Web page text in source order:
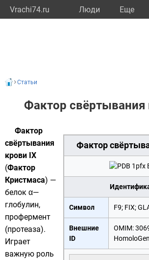
Vrachi74.ru Люди Eще
Статьи
Фактор свёртывания
Фактор
Символ F9; FIX;
Внешние
ID
OMIM:
Фактор
свёртывания
крови IX
(Фактор
Кристмаса) —
белок α—
глобулин,
профермент
(протеаза).
Играет
важную роль